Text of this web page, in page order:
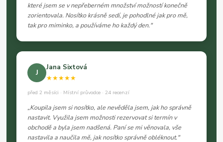
které jsem se v nepřeberném množství možností konečně
zorientovala. Nosítko krásně sedí, je pohodlné jak pro mě,
tak pro miminko, a používáme ho každý den."
J
Jana Sixtová
★★★★★
před 2 měsíci · Místní průvodce · 24 recenzí
„Koupila jsem si nosítko, ale nevěděla jsem, jak ho správně
nastavit. Využila jsem možnosti rezervovat si termín v
obchodě a byla jsem nadšená. Paní se mi věnovala, vše
nastavila a naučila mě, jak nosítko správně obléknout."